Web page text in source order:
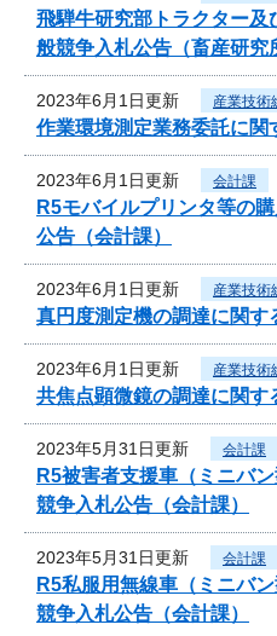
飛騨牛研究部トラクター
般競争入札公告（畜産研究
2023年6月1日更新 産業技術
作業環境測定業務委託に関
2023年6月1日更新 会計課
R5モバイルプリンタ等の
公告（会計課）
2023年6月1日更新 産業技術
真円度測定機の調達に関す
2023年6月1日更新 産業技術
共焦点顕微鏡の調達に関す
2023年5月31日更新 会計課
R5被害者支援車（ミニバ
競争入札公告（会計課）
2023年5月31日更新 会計課
R5私服用無線車（ミニバ
競争入札公告（会計課）